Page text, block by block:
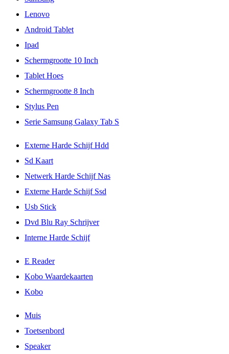
Lenovo
Android Tablet
Ipad
Schermgrootte 10 Inch
Tablet Hoes
Schermgrootte 8 Inch
Stylus Pen
Serie Samsung Galaxy Tab S
Externe Harde Schijf Hdd
Sd Kaart
Netwerk Harde Schijf Nas
Externe Harde Schijf Ssd
Usb Stick
Dvd Blu Ray Schrijver
Interne Harde Schijf
E Reader
Kobo Waardekaarten
Kobo
Muis
Toetsenbord
Speaker